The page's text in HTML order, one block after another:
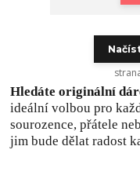
Hledáte originální
ideální volbou pro
sourozence, přátele
jim bude dělat radost